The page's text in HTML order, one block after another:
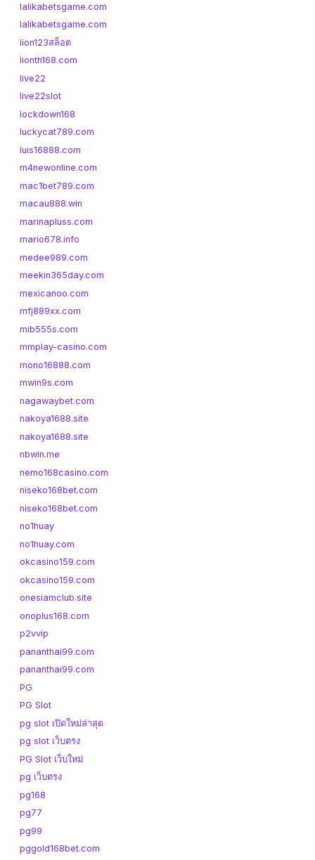
lalikabetsgame.com
lalikabetsgame.com
lion123สล็อต
lionth168.com
live22
live22slot
lockdown168
luckycat789.com
luis16888.com
m4newonline.com
mac1bet789.com
macau888.win
marinapluss.com
mario678.info
medee989.com
meekin365day.com
mexicanoo.com
mfj889xx.com
mib555s.com
mmplay-casino.com
mono16888.com
mwin9s.com
nagawaybet.com
nakoya1688.site
nakoya1688.site
nbwin.me
nemo168casino.com
niseko168bet.com
niseko168bet.com
no1huay
no1huay.com
okcasino159.com
okcasino159.com
onesiamclub.site
onoplus168.com
p2vvip
pananthai99.com
pananthai99.com
PG
PG Slot
pg slot เปิดใหม่ล่าสุด
pg slot เว็บตรง
PG Slot เว็บใหม่
pg เว็บตรง
pg168
pg77
pg99
pggold168bet.com